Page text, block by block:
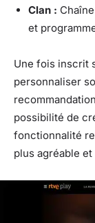
Clan :
et
Une fois inscrit
personnaliser
possibilité de
fonctionnalité
plus agréable